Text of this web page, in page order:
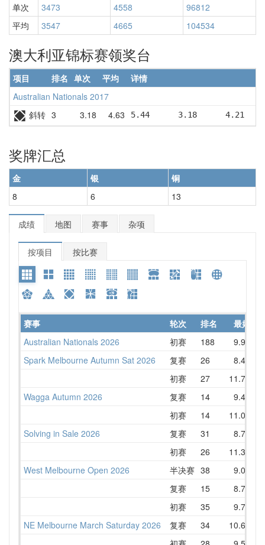
单次
3473 4558
96812
平均
3547 4665 104534
澳大利亚锦标赛领奖台
项目 排名 单次 平均
详情
Australian Nationals 2017
斜转 3 3.18 4.63 5.44      3.18      4.21
奖牌汇总
金 银
铜
8
6 13
成绩 地图 赛事 杂项
按项目 按比赛
赛事 轮次 排名
最好
Australian Nationals 2026
初赛 188
9.95
Spark Melbourne Autumn Sat 2026
复赛 26
8.47
初赛
27
11.75
Wagga Autumn 2026
复赛 14
9.48
初赛
14
11.06
Solving in Sale 2026
复赛 31
8.73
初赛
26
11.34
West Melbourne Open 2026
半决赛 38
9.04
复赛
15
8.71
初赛
35
9.75
NE Melbourne March Saturday 2026
复赛 34
10.62